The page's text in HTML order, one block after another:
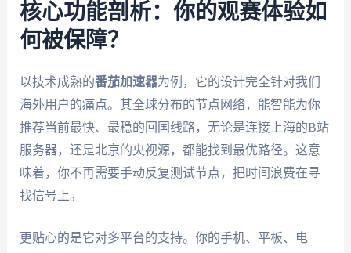
核心功能剖析：你的观赛体验如
何被保障？
以技术成熟的番茄加速器为例，它的设计完全针对我们
海外用户的痛点。其全球分布的节点网络，能智能为你
推荐当前最快、最稳的回国线路，无论是连接上海的B站
服务器，还是北京的央视源，都能找到最优路径。这意
味着，你不再需要手动反复测试节点，把时间浪费在寻
找信号上。
更贴心的是它对多平台的支持。你的手机、平板、电